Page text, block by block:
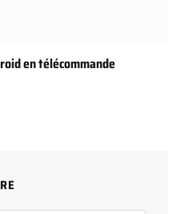
en télécommande